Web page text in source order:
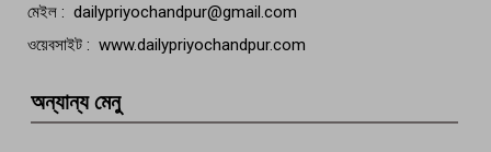
মেইল : dailypriyochandpur@gmail.com
ওয়েবসাইট : www.dailypriyochandpur.com
অন্যান্য মেনু